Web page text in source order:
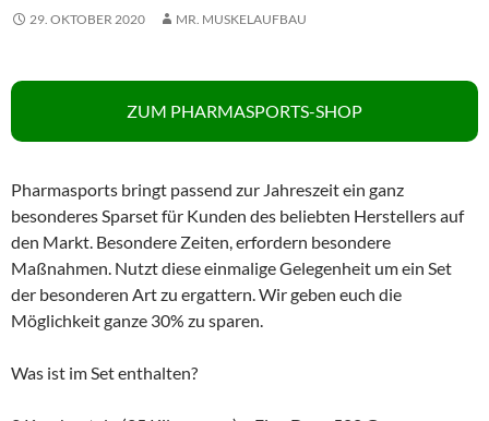
29. OKTOBER 2020 MR. MUSKELAUFBAU
ZUM PHARMASPORTS-SHOP
Pharmasports bringt passend zur Jahreszeit ein ganz
besonderes Sparset für Kunden des beliebten Herstellers auf
den Markt. Besondere Zeiten, erfordern besondere
Maßnahmen. Nutzt diese einmalige Gelegenheit um ein Set
der besonderen Art zu ergattern. Wir geben euch die
Möglichkeit ganze 30% zu sparen.
Was ist im Set enthalten?